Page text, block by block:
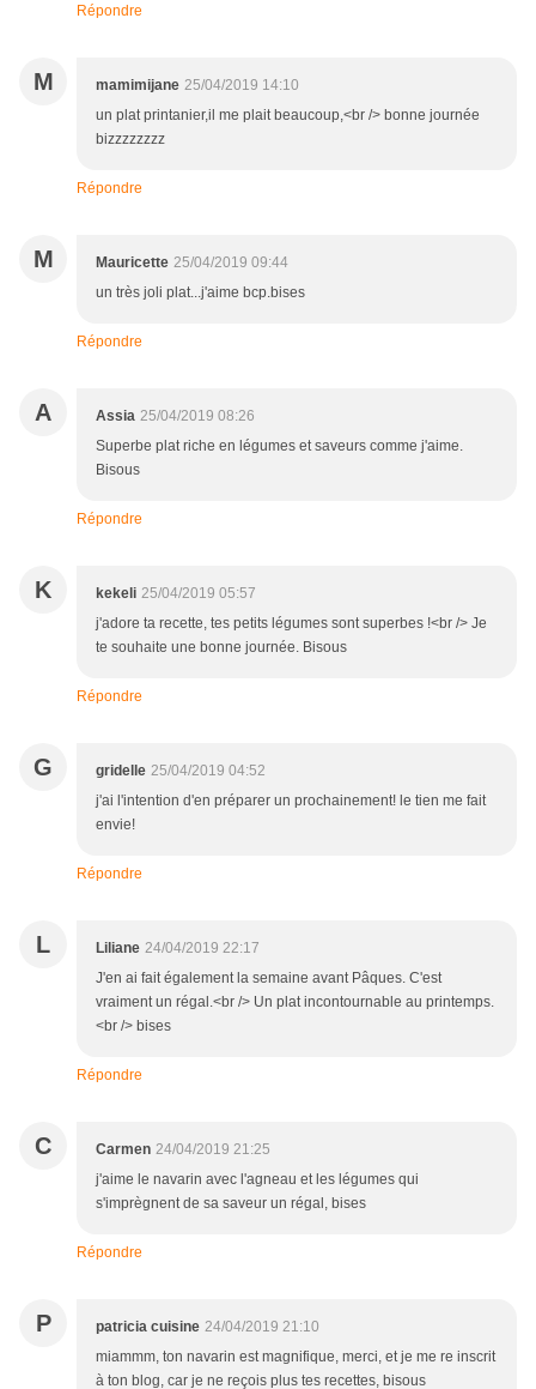
Répondre
M mamimijane 25/04/2019 14:10
un plat printanier,il me plait beaucoup,<br /> bonne journée
bizzzzzzzz
Répondre
M Mauricette 25/04/2019 09:44
un très joli plat...j'aime bcp.bises
Répondre
A Assia 25/04/2019 08:26
Superbe plat riche en légumes et saveurs comme j'aime.
Bisous
Répondre
K kekeli 25/04/2019 05:57
j'adore ta recette, tes petits légumes sont superbes !<br /> Je
te souhaite une bonne journée. Bisous
Répondre
G gridelle 25/04/2019 04:52
j'ai l'intention d'en préparer un prochainement! le tien me fait
envie!
Répondre
L Liliane 24/04/2019 22:17
J'en ai fait également la semaine avant Pâques. C'est
vraiment un régal.<br /> Un plat incontournable au printemps.
<br /> bises
Répondre
C Carmen 24/04/2019 21:25
j'aime le navarin avec l'agneau et les légumes qui
s'imprègnent de sa saveur un régal, bises
Répondre
P patricia cuisine 24/04/2019 21:10
miammm, ton navarin est magnifique, merci, et je me re inscrit
à ton blog, car je ne reçois plus tes recettes, bisous